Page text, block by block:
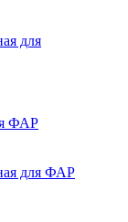
для
ФАР
для ФАР